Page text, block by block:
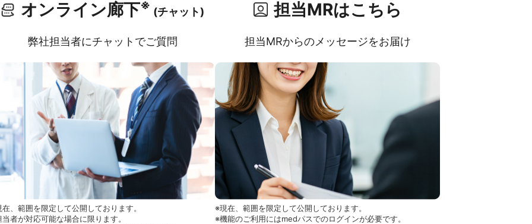
オンライン廊下※ (チャット)
弊社担当者にチャットでご質問
、範囲を限定して公開しております。
者が対応可能な場合に限ります。
担当MRはこちら
担当MRからのメッセージをお届け
※現在、範囲を限定して公開しております。
※機能のご利用にはmedパスでのログインが必要です。